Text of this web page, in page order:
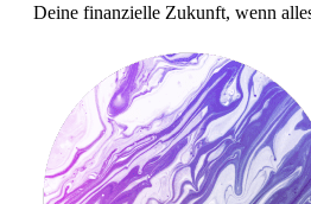
Deine finanzielle Zukunft, wenn